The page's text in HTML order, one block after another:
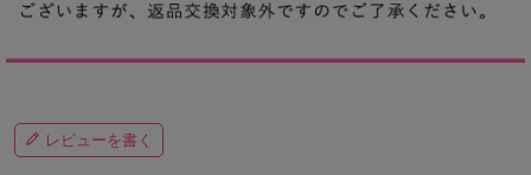
レビューを書く